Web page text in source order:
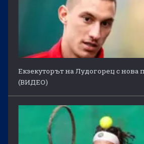
Екзекуторът на Лудогорец с нова
(ВИДЕО)